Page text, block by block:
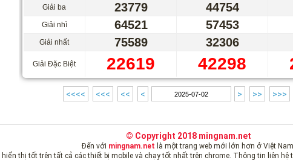
Giải ba 23779 44754
Giải nhì 64521 57453
Giải nhất 75589 32306
Giải Đặc Biệt 22619 42298
<<<< <<< << < > >> >>>
© Copyright 2018 mingnam.net
Đến với mingnam.net là một trang web mới lớn hơn ở Việt
hiển thị tốt trên tất cả các thiết bị mobile và chạy tốt nhất trên chrome. Thông tin liên hệ